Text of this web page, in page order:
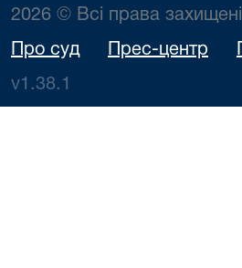
2026 © Всі права захищені
Про суд Прес-центр
v1.38.1